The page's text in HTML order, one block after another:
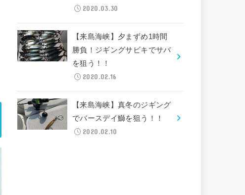
2020.03.30
【来島海峡】夕まずめ1時間
勝負！ジギングサビキでサバ
を狙う！！
2020.02.16
【来島海峡】真冬のジギング
でバースデイ鰤を狙う！！
2020.02.10